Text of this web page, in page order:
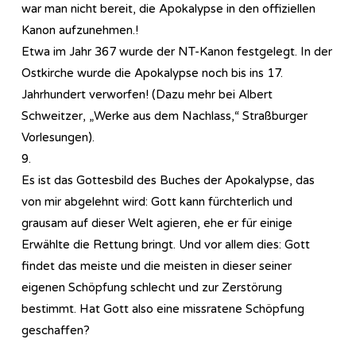
war man nicht bereit, die Apokalypse in den offiziellen
Kanon aufzunehmen.!
Etwa im Jahr 367 wurde der NT-Kanon festgelegt. In der
Ostkirche wurde die Apokalypse noch bis ins 17.
Jahrhundert verworfen! (Dazu mehr bei Albert
Schweitzer, „Werke aus dem Nachlass,“ Straßburger
Vorlesungen).
9.
Es ist das Gottesbild des Buches der Apokalypse, das
von mir abgelehnt wird: Gott kann fürchterlich und
grausam auf dieser Welt agieren, ehe er für einige
Erwählte die Rettung bringt. Und vor allem dies: Gott
findet das meiste und die meisten in dieser seiner
eigenen Schöpfung schlecht und zur Zerstörung
bestimmt. Hat Gott also eine missratene Schöpfung
geschaffen?